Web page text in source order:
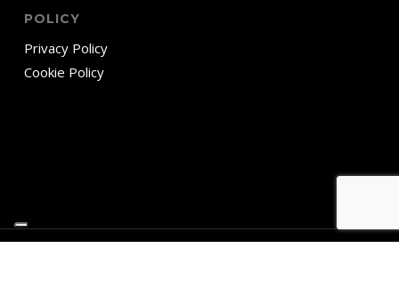
POLICY
Privacy Policy
Cookie Policy